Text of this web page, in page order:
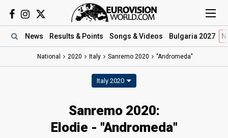
News Results & Points Songs & Videos Bulgaria 2027
National 2020 Italy Sanremo 2020 "Andromeda"
Italy 2020
Sanremo 2020:
Elodie - "Andromeda"